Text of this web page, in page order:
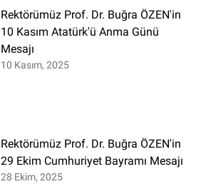
Rektörümüz Prof. Dr. Buğra ÖZEN'in
10 Kasım Atatürk'ü Anma Günü
Mesajı
10 Kasım, 2025
Rektörümüz Prof. Dr. Buğra ÖZEN'in
29 Ekim Cumhuriyet Bayramı Mesajı
28 Ekim, 2025